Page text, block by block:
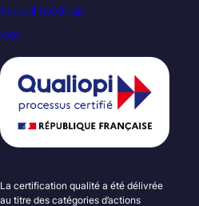
Accueil handicap
VAE
La certification qualité a été délivrée
au titre des catégories d’actions